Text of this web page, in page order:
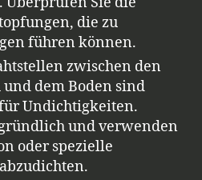
die zu
führen können.
zwischen den
dem Boden sind
Undichtigkeiten.
und verwenden
oder spezielle